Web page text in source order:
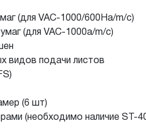
(для VAC-1000/600Ha/m/c)
(для VAC-1000a/m/c)
видов подачи листов
(6 шт)
(необходимо наличие ST-